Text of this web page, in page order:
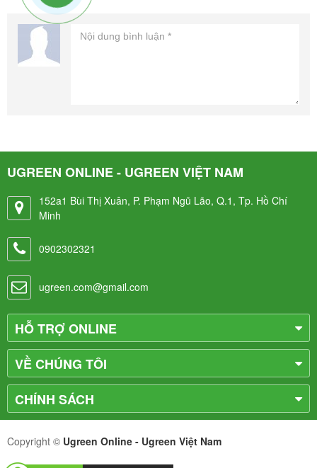
UGREEN ONLINE - UGREEN VIỆT NAM
152a1 Bùi Thị Xuân, P. Phạm Ngũ Lão, Q.1, Tp. Hồ Chí
Minh
0902302321
ugreen.com@gmail.com
HỖ TRỢ ONLINE
VỀ CHÚNG TÔI
CHÍNH SÁCH
Copyright © Ugreen Online - Ugreen Việt Nam